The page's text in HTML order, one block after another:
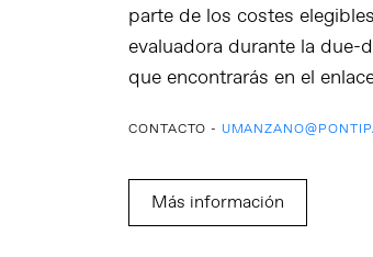
parte de los costes
evaluadora durante la due-
que encontrarás en el
CONTACTO -
Más información